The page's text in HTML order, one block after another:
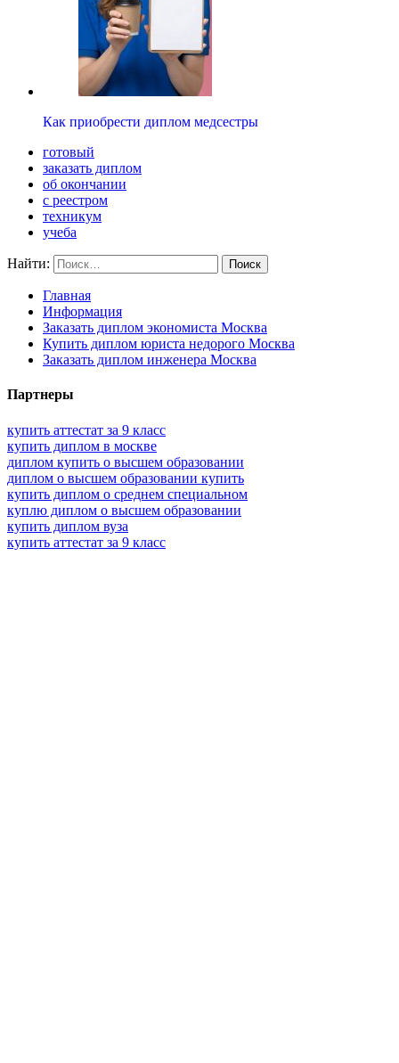
Как приобрести диплом медсестры
готовый
заказать диплом
об окончании
с реестром
техникум
учеба
Найти:
Главная
Информация
Заказать диплом экономиста Москва
Купить диплом юриста недорого Москва
Заказать диплом инженера Москва
Партнеры
купить аттестат за 9 класс
купить диплом в москве
диплом купить о высшем образовании
диплом о высшем образовании купить
купить диплом о среднем специальном
куплю диплом о высшем образовании
купить диплом вуза
купить аттестат за 9 класс